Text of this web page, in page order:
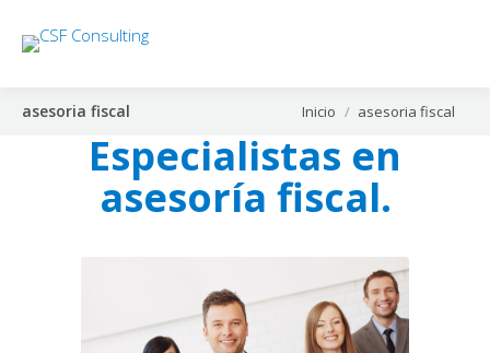
asesoria fiscal Estás aquí:
Inicio asesoria fiscal
Especialistas en
asesoría fiscal.